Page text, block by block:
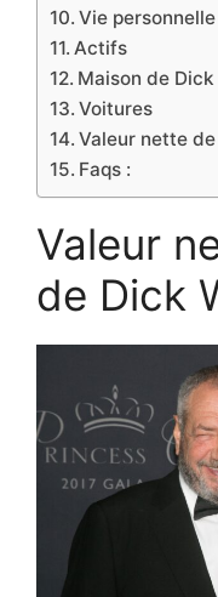
Vie personnelle
Actifs
Maison de
Voitures
Valeur nette
Faqs :
Valeur
de Dick